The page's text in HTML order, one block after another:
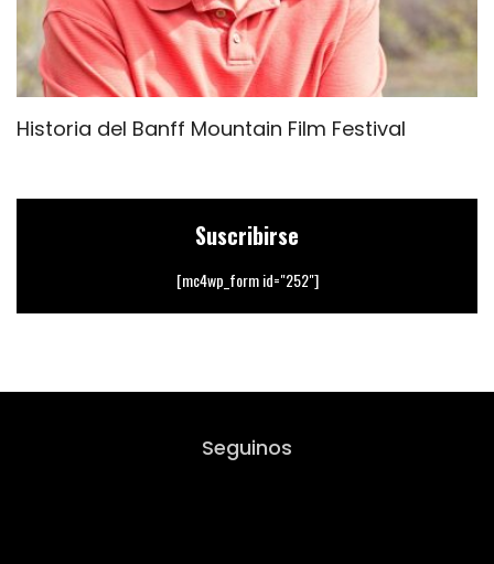
Historia del Banff Mountain Film Festival
Suscribirse
[mc4wp_form id="252"]
Seguinos